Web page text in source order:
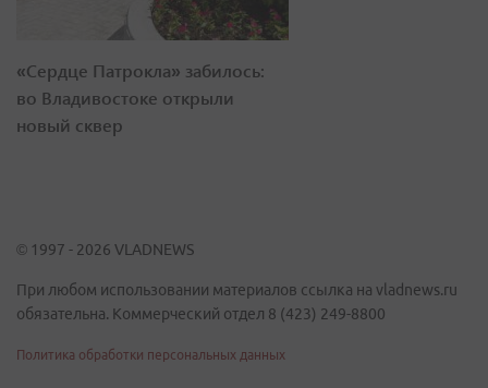
«Сердце Патрокла» забилось:
во Владивостоке открыли
новый сквер
© 1997 - 2026 VLADNEWS
При любом использовании материалов ссылка на vladnews.ru
обязательна. Коммерческий отдел 8 (423) 249-8800
Политика обработки персональных данных